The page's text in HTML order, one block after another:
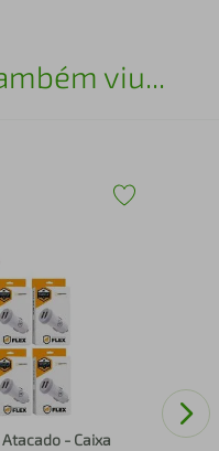
viu...
- Caixa